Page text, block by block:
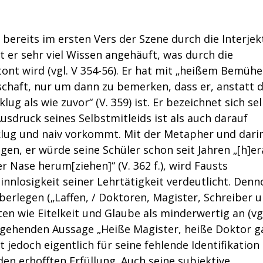
im ersten Vers der Szene durch die
er sehr viel Wissen angehäuft, was durch die
wird (vgl. V 354-56). Er hat mit „heißem
nur um dann zu bemerken, dass er, anstatt
als wie zuvor“ (V. 359) ist. Er bezeichnet sich
seines Selbstmitleids ist als auch darauf
und naiv vorkommt. Mit der Metapher und
er würde seine Schüler schon seit Jahren
herum[ziehen]“ (V. 362 f.), wird Fausts
seiner Lehrtätigkeit verdeutlicht.
(„Laffen, / Doktoren, Magister, Schreiber
wie Eitelkeit und Glaube als minderwertig an
Aussage „Heiße Magister, heiße Doktor
jedoch eigentlich für seine fehlende